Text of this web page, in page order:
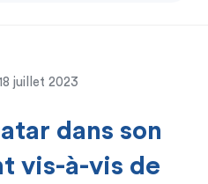
juillet 2023
dans son
vis-à-vis de